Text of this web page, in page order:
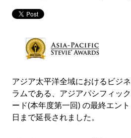
アジア太平洋全域におけるビジ
ラムである、アジアパシフィッ
ード(本年度第一回) の最終エン
日まで延長されました。